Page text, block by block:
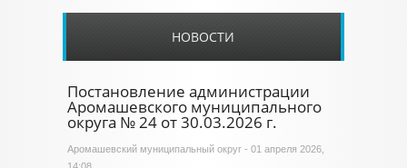
НОВОСТИ
Постановление администрации
Аромашевского муниципального
округа № 24 от 30.03.2026 г.
Аромашевский муниципальный округ - 01 апреля 2026,